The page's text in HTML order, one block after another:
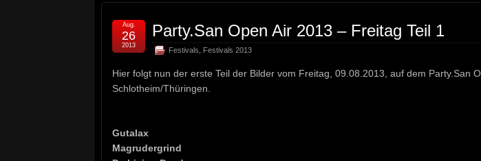
Party.San Open Air 2013 – Freitag Teil 1
Festivals Festivals 2013
Aug.
26
2013
Hier folgt nun der erste Teil der Bilder vom Freitag, 09.08.2013, auf dem Party.San
Schlotheim/Thüringen.
Gutalax
Magrudergrind